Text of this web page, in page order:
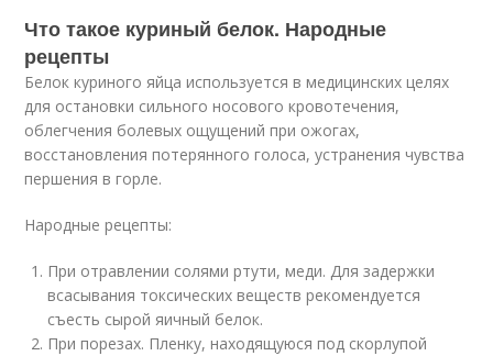
Что такое куриный белок. Народные
рецепты
Белок куриного яйца используется в медицинских целях
для остановки сильного носового кровотечения,
облегчения болевых ощущений при ожогах,
восстановления потерянного голоса, устранения чувства
першения в горле.
Народные рецепты:
При отравлении солями ртути, меди. Для задержки
всасывания токсических веществ рекомендуется
съесть сырой яичный белок.
При порезах. Пленку, находящуюся под скорлупой